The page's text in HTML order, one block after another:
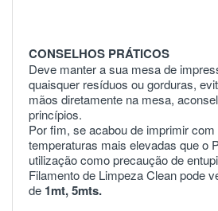
CONSELHOS PRÁTICOS
Deve manter a sua mesa de
quaisquer resíduos ou gorduras,
mãos diretamente na mesa,
princípios.
Por fim, se acabou de imprimir
temperaturas mais elevadas que o
utilização como precaução de
Filamento de Limpeza Clean pode
de 1mt,5mts.